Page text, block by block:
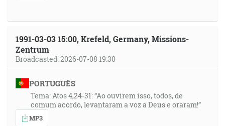
1991-03-03 15:00, Krefeld, Germany, Missions-
Zentrum
Broadcasted: 2026-07-08 19:30
PORTUGUÊS
Tema: Atos 4,24-31: “Ao ouvirem isso, todos, de
comum acordo, levantaram a voz a Deus e oraram!”
MP3